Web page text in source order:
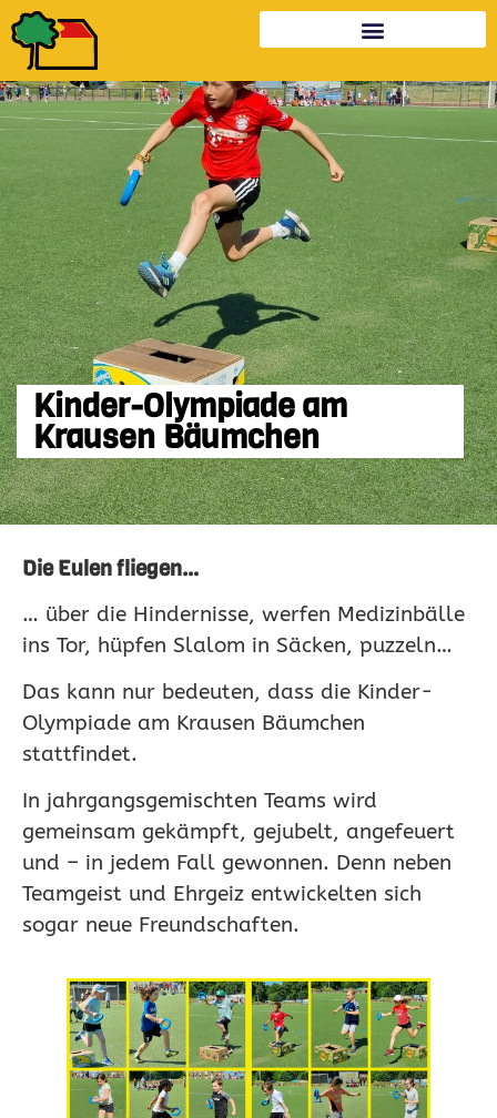
Kinder-Olympiade am
Krausen Bäumchen
Die Eulen fliegen…
… über die Hindernisse, werfen Medizinbälle
ins Tor, hüpfen Slalom in Säcken, puzzeln…
Das kann nur bedeuten, dass die Kinder-
Olympiade am Krausen Bäumchen
stattfindet.
In jahrgangsgemischten Teams wird
gemeinsam gekämpft, gejubelt, angefeuert
und – in jedem Fall gewonnen. Denn neben
Teamgeist und Ehrgeiz entwickelten sich
sogar neue Freundschaften.